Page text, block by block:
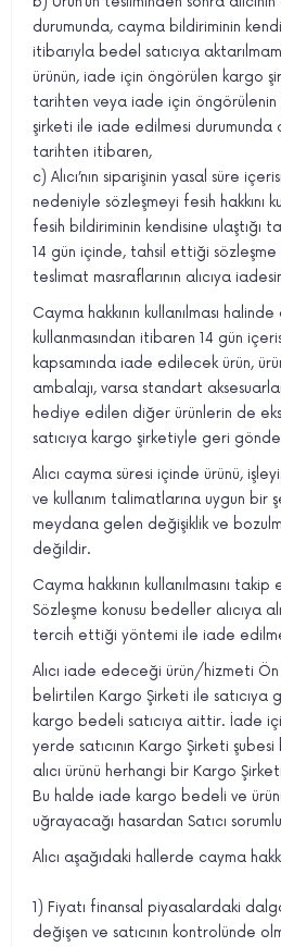
durumunda, cayma bildiriminin
itibarıyla bedel satıcıya
ürünün, iade için öngörülen kargo
tarihten veya iade için
şirketi ile iade edilmesi durumunda
tarihten itibaren,
c) Alıcı’nın siparişinin yasal süre
nedeniyle sözleşmeyi fesih hakkını
fesih bildiriminin kendisine ulaştığı
14 gün içinde, tahsil ettiği sözleşme
teslimat masraflarının alıcıya
Cayma hakkının kullanılması halinde
kullanmasından itibaren 14 gün
kapsamında iade edilecek ürün,
ambalajı, varsa standart
hediye edilen diğer ürünlerin de
satıcıya kargo şirketiyle geri
Alıcı cayma süresi içinde ürünü,
ve kullanım talimatlarına uygun bir
meydana gelen değişiklik ve
değildir.
Cayma hakkının kullanılmasını
Sözleşme konusu bedeller alıcıya
tercih ettiği yöntemi ile iade
Alıcı iade edeceği ürün/hizmeti
belirtilen Kargo Şirketi ile satıcıya
kargo bedeli satıcıya aittir. İade
yerde satıcının Kargo Şirketi şubesi
alıcı ürünü herhangi bir Kargo
Bu halde iade kargo bedeli ve
uğrayacağı hasardan Satıcı
Alıcı aşağıdaki hallerde cayma
1) Fiyatı finansal piyasalardaki
değişen ve satıcının kontrolünde